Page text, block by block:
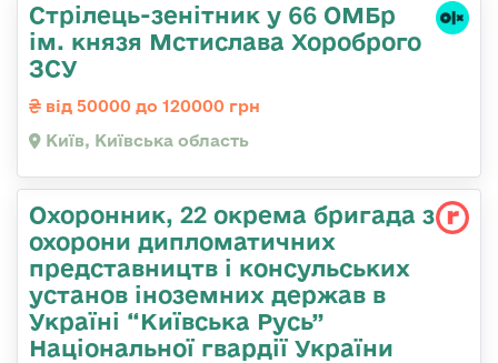
Стрілець-зенітник у 66 ОМБр
ім. князя Мстислава Хороброго
ЗСУ
від 50000 до 120000 грн
Київ, Київська область
Охоронник, 22 окрема бригада з
охорони дипломатичних
представництв і консульських
установ іноземних держав в
Україні “Київська Русь”
Національної гвардії України